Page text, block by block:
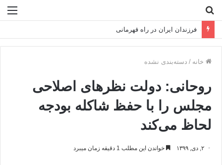
فرزندان ایران در راه قهرمانی
خانه / دسته‌بندی نشده
روحانی: دولت نظرهای اصلاحی
مجلس را با حفظ شاکله بودجه
لحاظ می‌کند
۲, دی, ۱۳۹۹ خواندن این مطلب 1 دقیقه زمان میبرد